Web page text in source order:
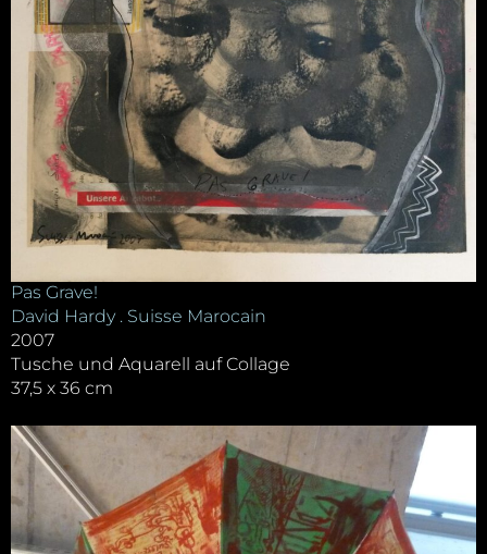
Pas Grave!
David Hardy . Suisse Marocain
2007
Tusche und Aquarell auf Collage
37,5 x 36 cm